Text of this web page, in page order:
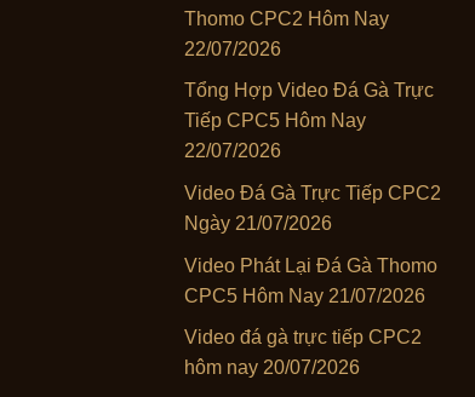
Thomo CPC2 Hôm Nay
22/07/2026
Tổng Hợp Video Đá Gà Trực
Tiếp CPC5 Hôm Nay
22/07/2026
Video Đá Gà Trực Tiếp CPC2
Ngày 21/07/2026
Video Phát Lại Đá Gà Thomo
CPC5 Hôm Nay 21/07/2026
Video đá gà trực tiếp CPC2
hôm nay 20/07/2026